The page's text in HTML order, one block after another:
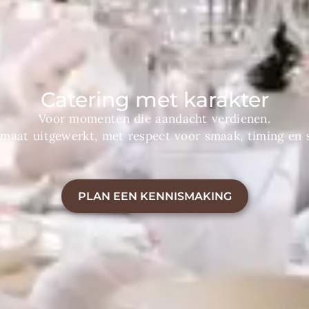
Catering met karakter
Voor momenten die aandacht verdienen.
uitgewerkt, met respect voor smaak, timing en
PLAN EEN KENNISMAKING